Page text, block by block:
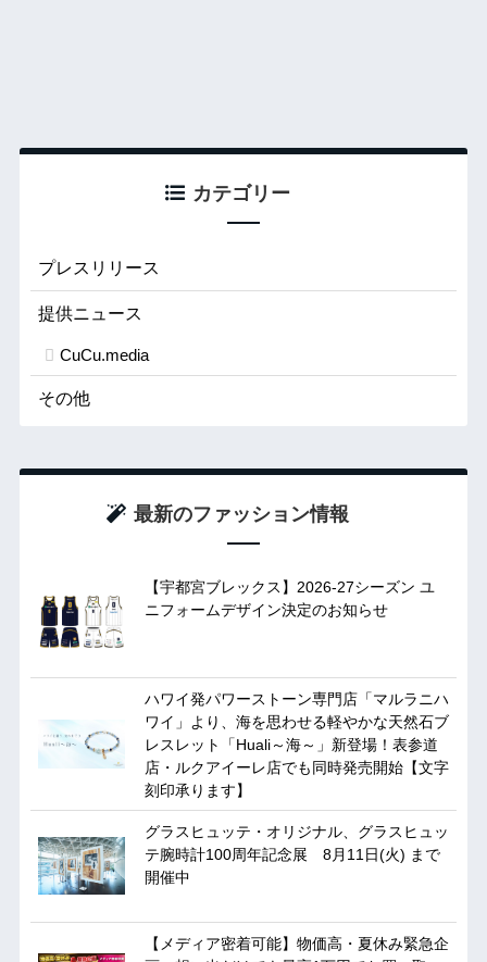
カテゴリー
プレスリリース
提供ニュース
CuCu.media
その他
最新のファッション情報
【宇都宮ブレックス】2026-27シーズン ユ
ニフォームデザイン決定のお知らせ
ハワイ発パワーストーン専門店「マルラニハ
ワイ」より、海を思わせる軽やかな天然石ブ
レスレット「Huali～海～」新登場！表参道
店・ルクアイーレ店でも同時発売開始【文字
刻印承ります】
グラスヒュッテ・オリジナル、グラスヒュッ
テ腕時計100周年記念展 8月11日(火) まで
開催中
【メディア密着可能】物価高・夏休み緊急企